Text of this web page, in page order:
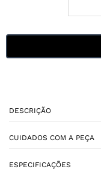
DESCRIÇÃO
CUIDADOS COM A PEÇA
ESPECIFICAÇÕES